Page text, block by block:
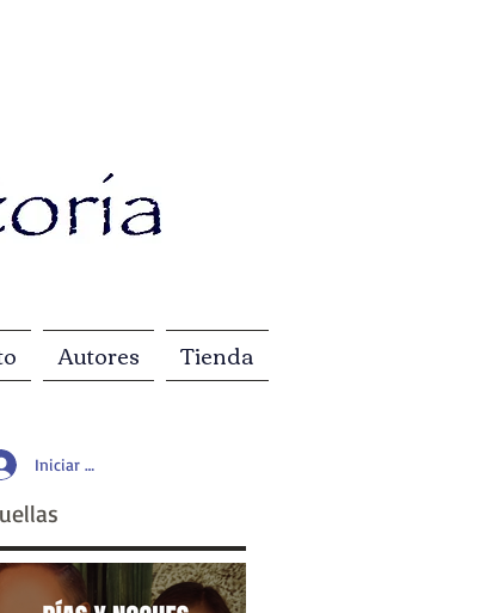
Autores Tienda
Iniciar sesión